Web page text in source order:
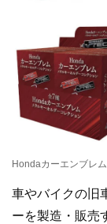
Hondaカーエンブレ
車やバイクの旧
ーを製造・販売